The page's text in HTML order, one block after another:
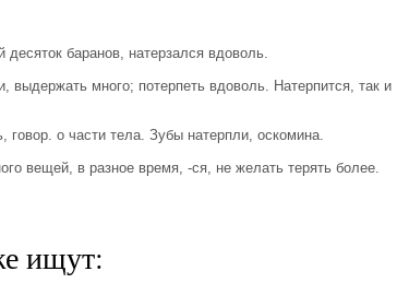
баранов, натерзался вдоволь.
много; потерпеть вдоволь. Натерпится, так и
о части тела. Зубы натерпли, оскомина.
вещей, в разное время, -ся, не желать терять более.
ищут: